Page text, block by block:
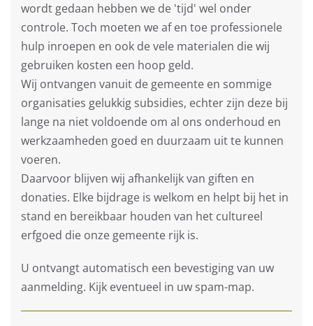
wordt gedaan hebben we de 'tijd' wel onder
controle. Toch moeten we af en toe professionele
hulp inroepen en ook de vele materialen die wij
gebruiken kosten een hoop geld.
Wij ontvangen vanuit de gemeente en sommige
organisaties gelukkig subsidies, echter zijn deze bij
lange na niet voldoende om al ons onderhoud en
werkzaamheden goed en duurzaam uit te kunnen
voeren.
Daarvoor blijven wij afhankelijk van giften en
donaties. Elke bijdrage is welkom en helpt bij het in
stand en bereikbaar houden van het cultureel
erfgoed die onze gemeente rijk is.
U ontvangt automatisch een bevestiging van uw
aanmelding. Kijk eventueel in uw spam-map.